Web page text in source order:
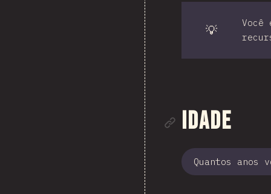
💡
Você
Link para
Idade
Quantos anos